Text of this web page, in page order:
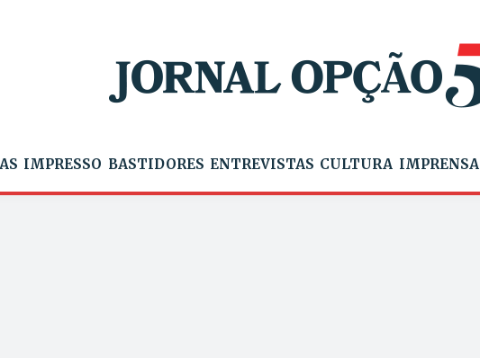
IMPRESSO BASTIDORES ENTREVISTAS CULTURA IMPRENSA